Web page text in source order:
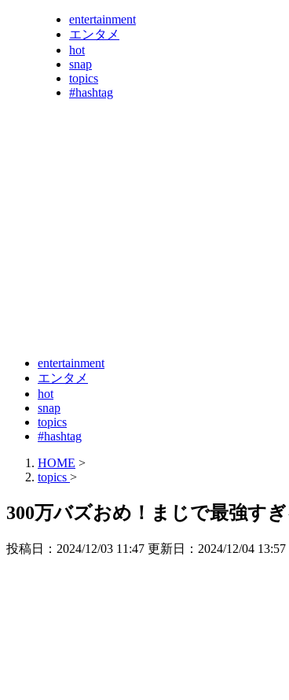
entertainment
エンタメ
hot
snap
topics
#hashtag
entertainment
エンタメ
hot
snap
topics
#hashtag
HOME >
topics >
300万バズおめ！まじで最強す
投稿日：2024/12/03 11:47 更新日： 2024/12/04 13:57